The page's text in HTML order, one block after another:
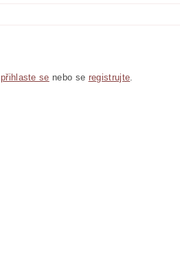
přihlaste se nebo se registrujte.